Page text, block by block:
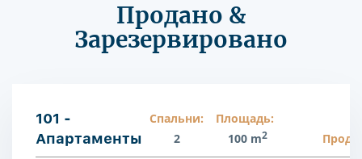
Продано &
Зарезервировано
101 -
Апартаменты
Спальни:
2
Площадь:
100 m2